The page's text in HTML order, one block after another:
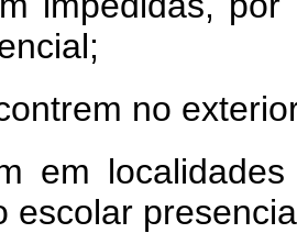
no
em
escolar